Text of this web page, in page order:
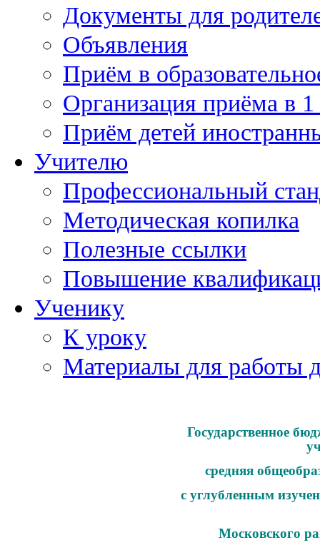
Документы для
Объявления
Приём в
Организация приёма в
Приём детей
Учителю
Профессиональный
Методическая копилка
Полезные ссылки
Повышение
Ученику
К уроку
Материалы для работы
Государственное
средняя
с углубленным
Московского